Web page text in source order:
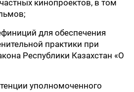
кинопроектов, в том
для обеспечения
практики при
Республики Казахстан «О
уполномоченного